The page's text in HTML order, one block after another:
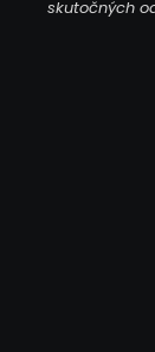
skutočných